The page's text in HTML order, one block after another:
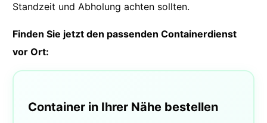
Standzeit und Abholung achten sollten.
Finden Sie jetzt den passenden Containerdienst
vor Ort:
Container in Ihrer Nähe bestellen